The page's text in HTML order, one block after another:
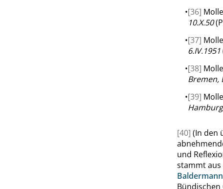
•[36]
10.X.50
•[37]
6.IV.1951
•[38]
Bremen,
•[39]
[40] (In den
und
stammt aus
Baldermann